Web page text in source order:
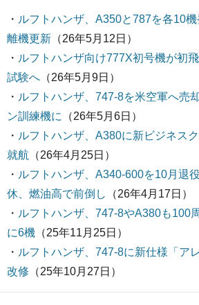
・ ルフトハンザ、A350と787を各10
離機更新 （26年5月12日）
・ ルフトハンザ向け777X初号機が初
試験へ （26年5月9日）
・ ルフトハンザ、747-8を米空軍へ売
ン訓練機に
（26年5月6日）
・ ルフトハンザ、A380に新ビジネス
就航 （26年4月25日）
・ ルフトハンザ、A340-600を10月退
休、燃油高で前倒し
（26年4月17日）
・ ルフトハンザ、747-8やA380も
に6機 （25年11月25日）
・ ルフトハンザ、747-8に新仕様「ア
改修 （25年10月27日）